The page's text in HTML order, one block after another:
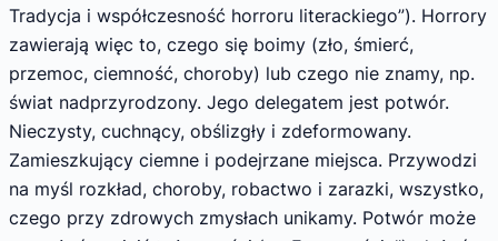
Tradycja i współczesność horroru literackiego”). Horrory
zawierają więc to, czego się boimy (zło, śmierć,
przemoc, ciemność, choroby) lub czego nie znamy, np.
świat nadprzyrodzony. Jego delegatem jest potwór.
Nieczysty, cuchnący, obślizgły i zdeformowany.
Zamieszkujący ciemne i podejrzane miejsca. Przywodzi
na myśl rozkład, choroby, robactwo i zarazki, wszystko,
czego przy zdrowych zmysłach unikamy. Potwór może